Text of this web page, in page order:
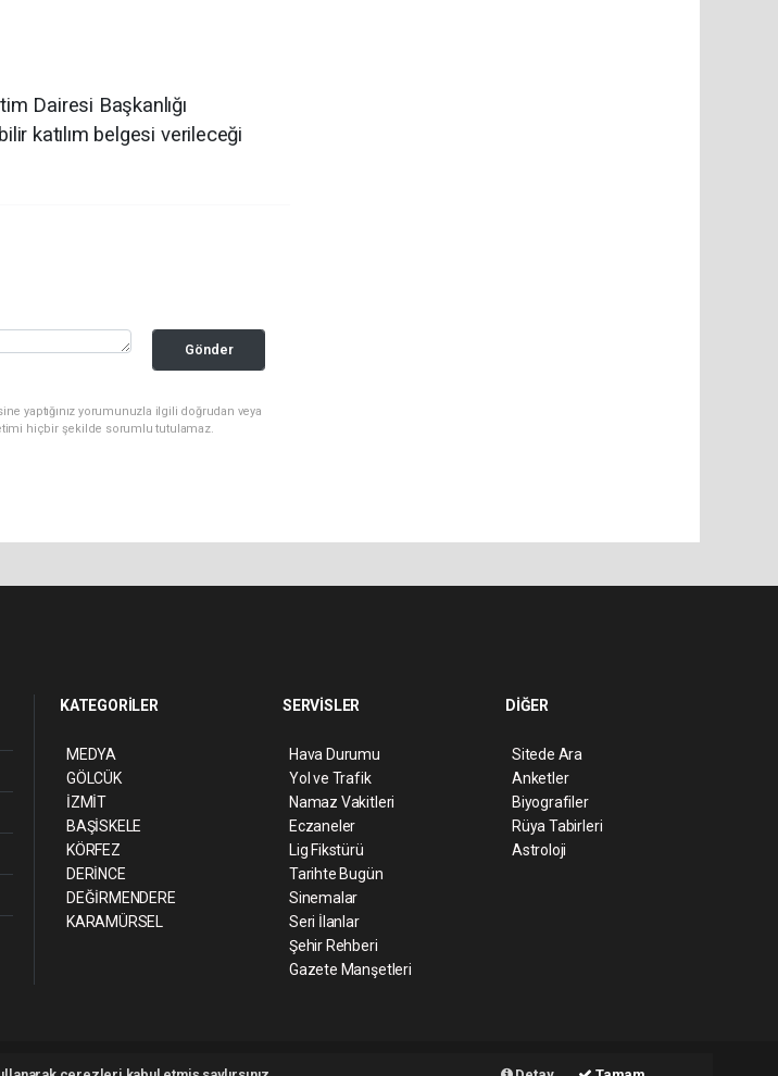
Dairesi Başkanlığı
katılım belgesi verileceği
Gönder
yaptığınız yorumunuzla ilgili doğrudan veya
hiçbir şekilde sorumlu tutulamaz.
KATEGORİLER
MEDYA
GÖLCÜK
İZMİT
BAŞİSKELE
KÖRFEZ
DERİNCE
DEĞİRMENDERE
KARAMÜRSEL
SERVİSLER
Hava Durumu
Yol ve Trafik
Namaz Vakitleri
Eczaneler
Lig Fikstürü
Tarihte Bugün
Sinemalar
Seri İlanlar
Şehir Rehberi
Gazete Manşetleri
DİĞER
Sitede Ara
Anketler
Biyografiler
Rüya Tabirleri
Astroloji
paketi haber scriptihaber yazılımhaber script Haber Yazılımı: Web Aksiyon ®